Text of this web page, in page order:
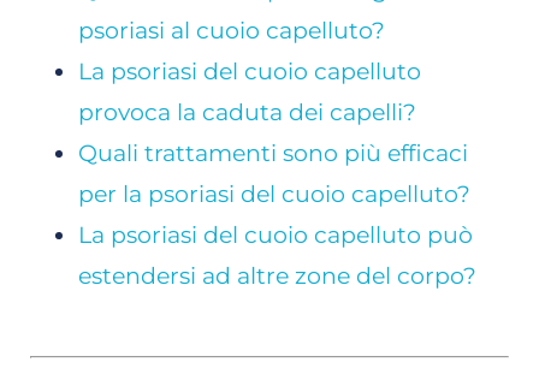
psoriasi al cuoio capelluto?
La psoriasi del cuoio capelluto
provoca la caduta dei capelli?
Quali trattamenti sono più efficaci
per la psoriasi del cuoio capelluto?
La psoriasi del cuoio capelluto può
estendersi ad altre zone del corpo?